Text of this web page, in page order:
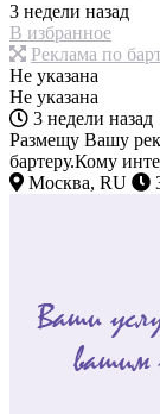
3 недели назад
В избранное
Реклама по
Не указана
Не указана
3 недели назад
Размещу Вашу
бартеру.Кому
Москва, RU